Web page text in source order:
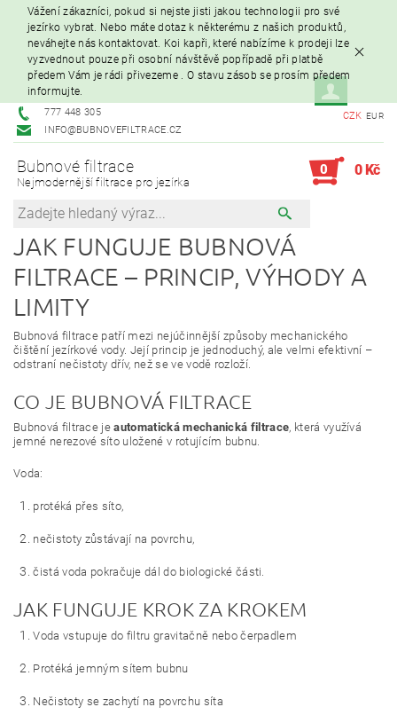
Vážení zákazníci, pokud si nejste jisti jakou technologii pro své
jezírko vybrat. Nebo máte dotaz k některému z našich produktů,
neváhejte nás kontaktovat. Koi kapři, které nabízíme k prodeji lze
vyzvednout pouze při osobní návštěvě popřípadě při platbě
předem Vám je rádi přivezeme . O stavu zásob se prosím předem
informujte.
777 448 305
INFO@BUBNOVEFILTRACE.CZ
CZK EUR
Bubnové filtrace
Nejmodernější filtrace pro jezírka
0 0 Kč
JAK FUNGUJE BUBNOVÁ
FILTRACE – PRINCIP, VÝHODY A
LIMITY
Bubnová filtrace patří mezi nejúčinnější způsoby mechanického
čištění jezírkové vody. Její princip je jednoduchý, ale velmi efektivní –
odstraní nečistoty dřív, než se ve vodě rozloží.
CO JE BUBNOVÁ FILTRACE
Bubnová filtrace jeautomatická mechanická filtrace, která využívá
jemné nerezové síto uložené v rotujícím bubnu.
Voda:
protéká přes síto,
nečistoty zůstávají na povrchu,
čistá voda pokračuje dál do biologické části.
JAK FUNGUJE KROK ZA KROKEM
Voda vstupuje do filtru gravitačně nebo čerpadlem
Protéká jemným sítem bubnu
Nečistoty se zachytí na povrchu síta